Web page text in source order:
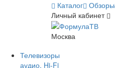
Каталог Обзоры
Личный кабинет
Москва
Телевизоры
аудио, Hi-Fi